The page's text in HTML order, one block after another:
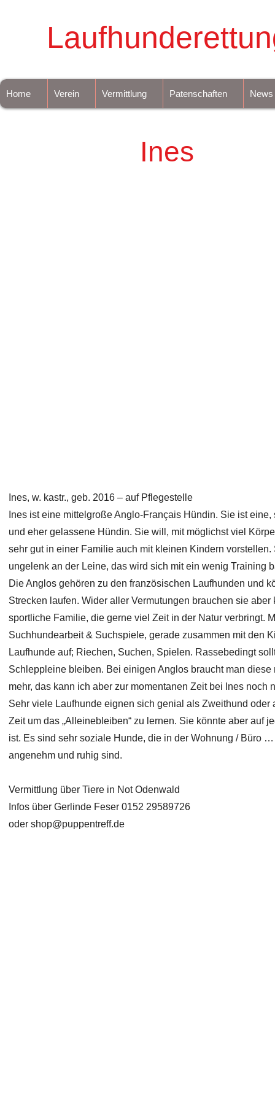
Home Verein Vermittlung Patenschaften News
Ines
Ines, w. kastr., geb. 2016 – auf Pflegestelle
Ines ist eine mittelgroße Anglo-Français Hündin. Sie ist
und eher gelassene Hündin. Sie will, mit möglichst viel
sehr gut in einer Familie auch mit kleinen Kindern
ungelenk an der Leine, das wird sich mit ein wenig Training
Die Anglos gehören zu den französischen Laufhunden und
Strecken laufen. Wider aller Vermutungen brauchen sie
sportliche Familie, die gerne viel Zeit in der Natur verbringt.
Suchhundearbeit & Suchspiele, gerade zusammen mit den
Laufhunde auf; Riechen, Suchen, Spielen. Rassebedingt
Schleppleine bleiben. Bei einigen Anglos braucht man
mehr, das kann ich aber zur momentanen Zeit bei Ines noch
Sehr viele Laufhunde eignen sich genial als Zweithund
Zeit um das „Alleinebleiben“ zu lernen. Sie könnte aber auf
ist. Es sind sehr soziale Hunde, die in der Wohnung / Büro
angenehm und ruhig sind.
Vermittlung über Tiere in Not Odenwald
Infos über Gerlinde Feser 0152 29589726
oder shop@puppentreff.de